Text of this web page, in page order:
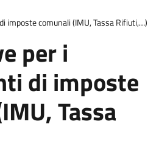
imposte comunali (IMU, Tassa Rifiuti,…)
per i
di imposte
Tassa